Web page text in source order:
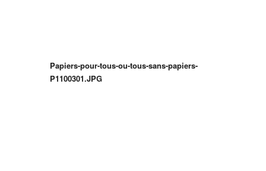
Papiers-pour-tous-ou-tous-sans-papiers-
P1100301.JPG